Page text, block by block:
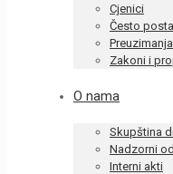
Cjenici
Često
Preuzimanja
Zakoni i
O nama
Skupština
Nadzorni
Interni akti